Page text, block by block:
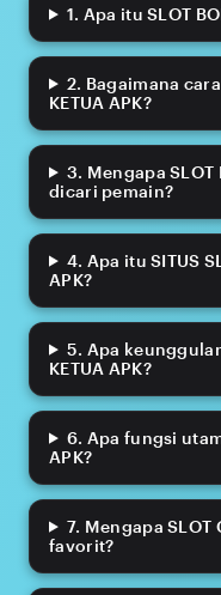
1. Apa itu SLOT
2. Bagaimana cara
KETUA APK?
3. Mengapa SLOT
dicari pemain?
4. Apa itu SITUS
APK?
5. Apa
KETUA APK?
6. Apa fungsi
APK?
7. Mengapa SLOT
favorit?